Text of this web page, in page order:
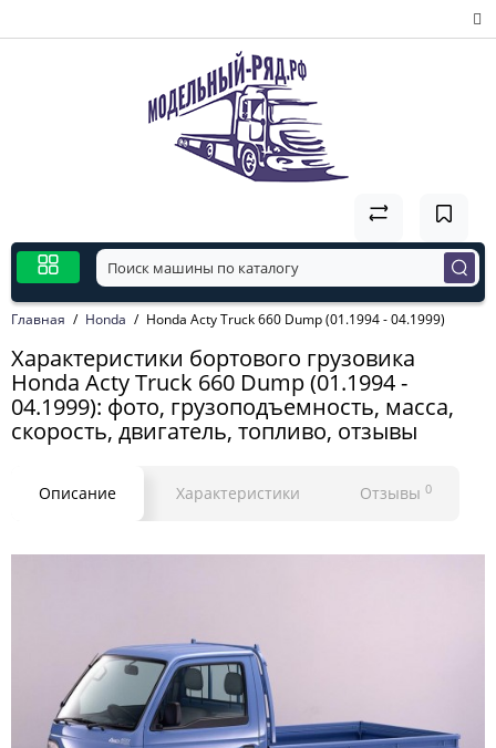
Главная Honda Honda Acty Truck 660 Dump (01.1994 - 04.1999)
Характеристики бортового грузовика
Honda Acty Truck 660 Dump (01.1994 -
04.1999): фото, грузоподъемность, масса,
скорость, двигатель, топливо, отзывы
Описание Характеристики Отзывы 0